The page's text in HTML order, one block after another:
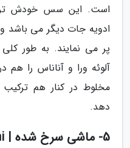
است. این سس خودش
ادویه جات دیگر می باشد
پر می نمایند. به طور
آلوئه ورا و آناناس را
مخلوط در کنار هم
دهد.
5- ماشی سرخ شده | Fried Mashi